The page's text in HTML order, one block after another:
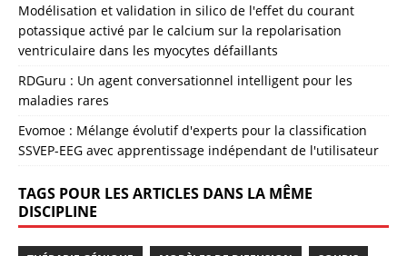
Modélisation et validation in silico de l'effet du courant
potassique activé par le calcium sur la repolarisation
ventriculaire dans les myocytes défaillants
RDGuru : Un agent conversationnel intelligent pour les
maladies rares
Evomoe : Mélange évolutif d'experts pour la classification
SSVEP-EEG avec apprentissage indépendant de l'utilisateur
TAGS POUR LES ARTICLES DANS LA MÊME
DISCIPLINE